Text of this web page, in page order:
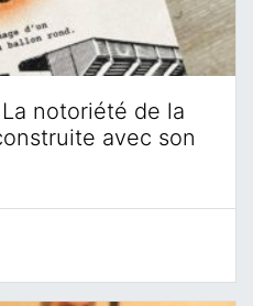
notoriété de la
avec son